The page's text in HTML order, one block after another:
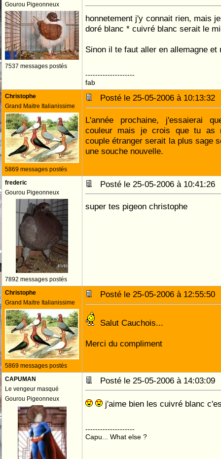
Gourou Pigeonneux
7537 messages postés
honnetement j'y connait rien, mais
doré blanc * cuivré blanc serait le
Sinon il te faut aller en allemagne et
--------------------
fab
Christophe
Grand Maitre Italianissime
5869 messages postés
Posté le 25-05-2006 à
L'année prochaine, j'essaierai
couleur mais je crois que tu as
couple étranger serait la plus sage
une souche nouvelle.
frederic
Gourou Pigeonneux
7892 messages postés
Posté le 25-05-2006 à
super tes pigeon christophe
Christophe
Grand Maitre Italianissime
5869 messages postés
Posté le 25-05-2006 à
Salut Cauchois...
Merci du compliment
CAPUMAN
Le vengeur masqué
Gourou Pigeonneux
Posté le 25-05-2006 à
j'aime bien les cuivré blanc
--------------------
Capu... What else ?